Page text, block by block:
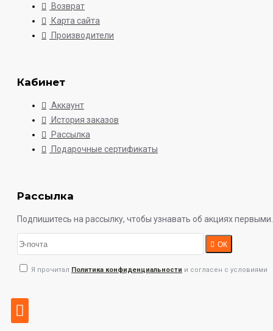
Возврат
Карта сайта
Производители
Кабинет
Аккаунт
История заказов
Рассылка
Подарочные сертификаты
Рассылка
Подпишитесь на рассылку, чтобы узнавать об акциях первыми.
ОК
Я прочитал Политика конфиденциальности и согласен с условиями